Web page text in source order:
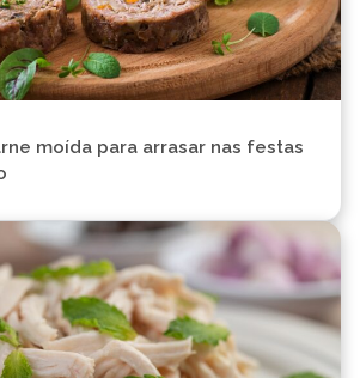
moída para arrasar nas festas